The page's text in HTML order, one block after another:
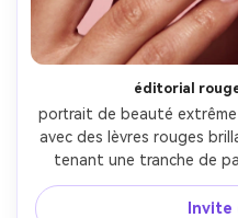
éditorial
portrait de beauté
avec des lèvres rouges
tenant une tranche de
minuscule jus de
fond de studio propre en
Invite